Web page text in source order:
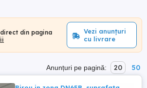
din pagina
Vezi anunțuri
cu livrare
Anunțuri pe pagină: 20 50